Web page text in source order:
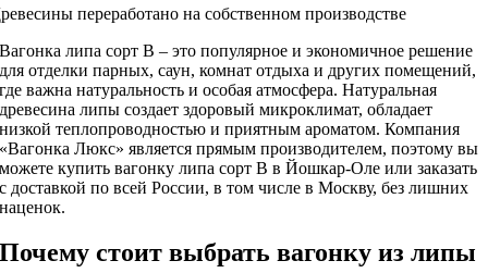
переработано на собственном производстве
Вагонка липа сорт В – это популярное и экономичное решение
для отделки парных, саун, комнат отдыха и других помещений,
где важна натуральность и особая атмосфера. Натуральная
древесина липы создает здоровый микроклимат, обладает
низкой теплопроводностью и приятным ароматом. Компания
«Вагонка Люкс» является прямым производителем, поэтому вы
можете купить вагонку липа сорт В в Йошкар-Оле или заказать
с доставкой по всей России, в том числе в Москву, без лишних
наценок.
Почему стоит выбрать вагонку из липы